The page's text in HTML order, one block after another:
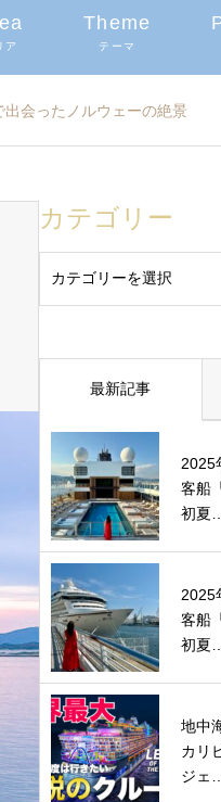
ア
Theme
テーマ
会ったノルウェーの絶景
カテゴリー
最新記事
2025
客船
初夏…
2025
客船
初夏…
地中
カリ
ジェ…